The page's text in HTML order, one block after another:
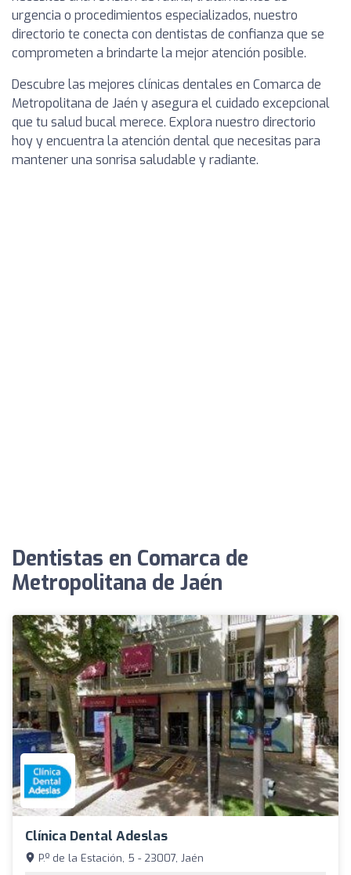
urgencia o procedimientos especializados, nuestro
directorio te conecta con dentistas de confianza que se
comprometen a brindarte la mejor atención posible.
Descubre las mejores clínicas dentales en Comarca de
Metropolitana de Jaén y asegura el cuidado excepcional
que tu salud bucal merece. Explora nuestro directorio
hoy y encuentra la atención dental que necesitas para
mantener una sonrisa saludable y radiante.
Dentistas en Comarca de
Metropolitana de Jaén
Clínica Dental Adeslas
P.º de la Estación, 5 - 23007, Jaén